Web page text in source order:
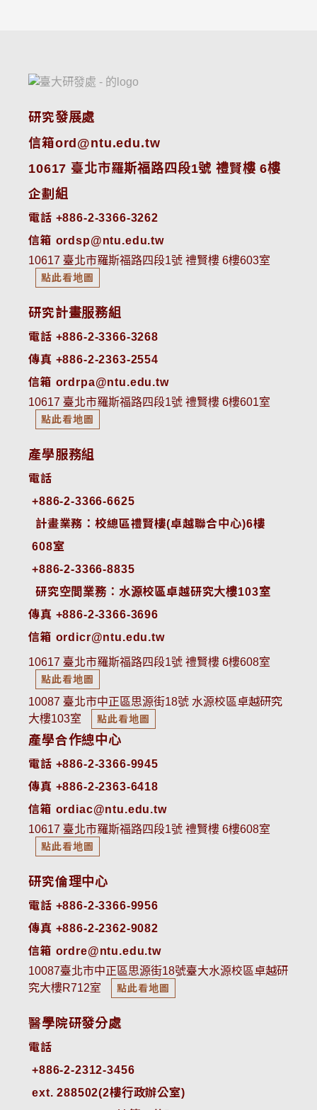
研究發展處
信箱ord@ntu.edu.tw
10617 臺北市羅斯福路四段1號 禮賢樓 6樓
企劃組
電話 +886-2-3366-3262
信箱 ordsp@ntu.edu.tw
10617 臺北市羅斯福路四段1號 禮賢樓 6樓603室
點此看地圖
研究計畫服務組
電話 +886-2-3366-3268
傳真 +886-2-2363-2554
信箱 ordrpa@ntu.edu.tw
10617 臺北市羅斯福路四段1號 禮賢樓 6樓601室
點此看地圖
產學服務組
電話
+886-2-3366-6625
計畫業務：校總區禮賢樓(卓越聯合中心)6樓
608室
+886-2-3366-8835
研究空間業務：水源校區卓越研究大樓103室
傳真 +886-2-3366-3696
信箱 ordicr@ntu.edu.tw
10617 臺北市羅斯福路四段1號 禮賢樓 6樓608室
點此看地圖
10087 臺北市中正區思源街18號 水源校區卓越研究
大樓103室
點此看地圖
產學合作總中心
電話 +886-2-3366-9945
傳真 +886-2-2363-6418
信箱 ordiac@ntu.edu.tw
10617 臺北市羅斯福路四段1號 禮賢樓 6樓608室
點此看地圖
研究倫理中心
電話 +886-2-3366-9956
傳真 +886-2-2362-9082
信箱 ordre@ntu.edu.tw
10087臺北市中正區思源街18號臺大水源校區卓越研
究大樓R712室
點此看地圖
醫學院研發分處
電話
ext. 288502(2樓行政辦公室)